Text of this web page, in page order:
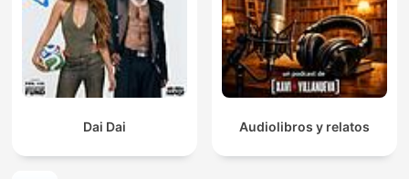
Dai Dai Audiolibros y relatos